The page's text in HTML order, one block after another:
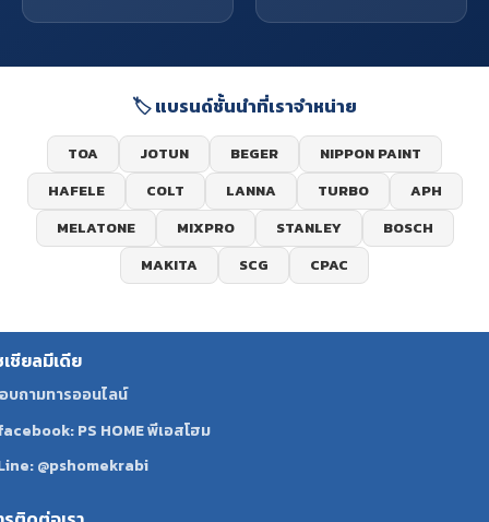
🏷️ แบรนด์ชั้นนำที่เราจำหน่าย
TOA JOTUN BEGER
NIPPON PAINT
HAFELE
COLT LANNA TURBO
APH
MELATONE
MIXPRO STANLEY
BOSCH
MAKITA
SCG CPAC
เชียลมีเดีย
บถามทารออนไลน์
PS HOME พีเอสโฮม
@pshomekrabi